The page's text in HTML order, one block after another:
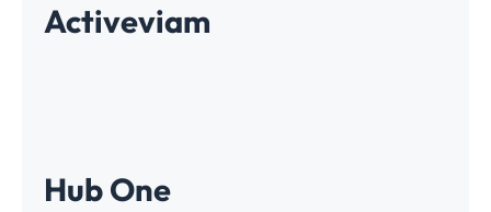
Activeviam
Hub One